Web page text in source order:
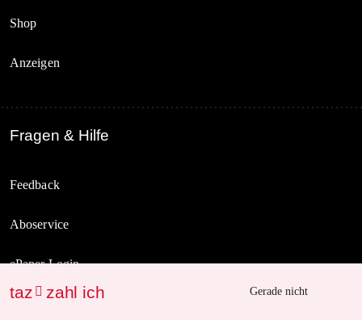
Shop
Anzeigen
Fragen & Hilfe
Feedback
Aboservice
ePaper Login
taz  zahl ich Gerade nicht